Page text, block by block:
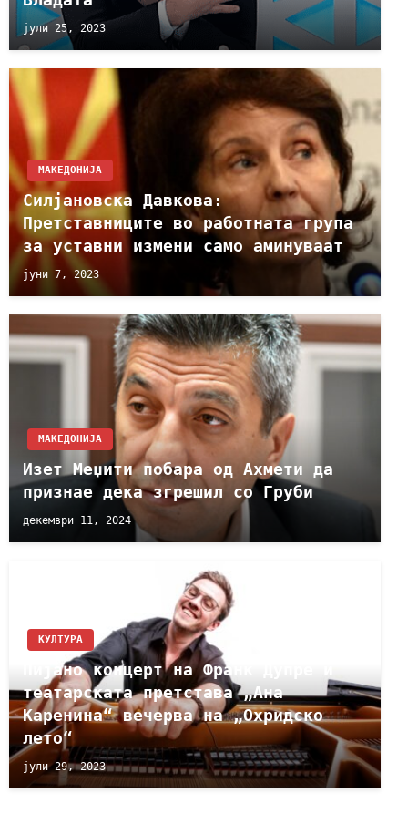
јули 25, 2023
МАКЕДОНИЈА
Силјановска Давкова:
Претставниците во работната група
за уставни измени само аминуваат
јуни 7, 2023
МАКЕДОНИЈА
Изет Меџити побара од Ахмети да
признае дека згрешил со Груби
декември 11, 2024
КУЛТУРА
Пијано концерт на Франк Дупре и
театарската претстава „Ана
Каренина“ вечерва на „Охридско
лето“
јули 29, 2023